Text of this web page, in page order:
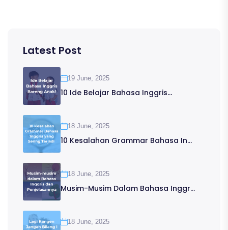
Latest Post
19 June, 2025
10 Ide Belajar Bahasa Inggris...
18 June, 2025
10 Kesalahan Grammar Bahasa In...
18 June, 2025
Musim-Musim Dalam Bahasa Inggr...
18 June, 2025